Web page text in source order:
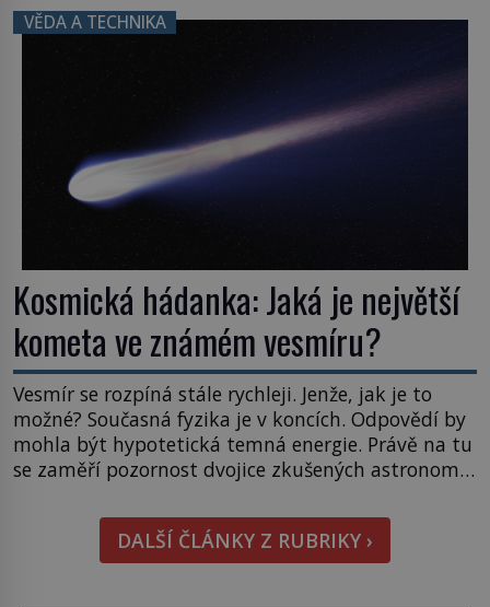
právě tady vědci objevují organismy, které
posouvají hranice života. Každý nový nález mění
naše představy o tom, co všechno dokáže příroda a
napovídá, kde bychom jednou […]
VĚDA A TECHNIKA
Kosmická hádanka: Jaká je největší
kometa ve známém vesmíru?
Vesmír se rozpíná stále rychleji. Jenže, jak je to
možné? Současná fyzika je v koncích. Odpovědí by
mohla být hypotetická temná energie. Právě na tu
se zaměří pozornost dvojice zkušených astronomů.
hmatatelnějšího. Naprosto rekordní kometu!
Astronomové Pedro Bernardinelli a Gary Bernstein
mravenčí prací zkoumají archivní snímky v rámci
DALŠÍ ČLÁNKY Z RUBRIKY ›